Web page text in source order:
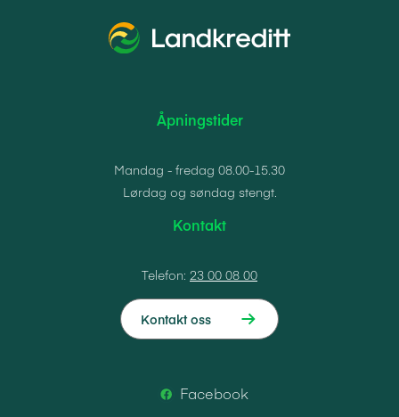
Facebook
Åpningstider
Mandag - fredag 08.00-15.30
Lørdag og søndag stengt.
Kontakt
Telefon: 23 00 08 00
Kontakt oss